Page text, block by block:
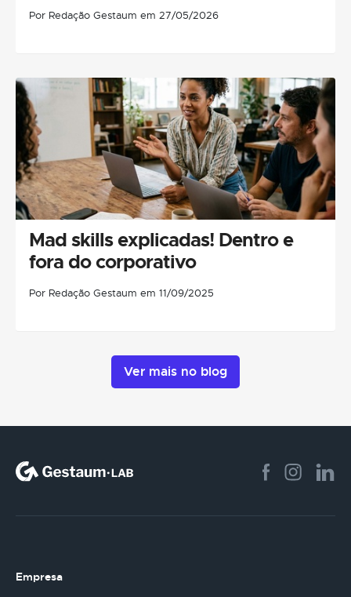
Por Redação Gestaum em 27/05/2026
Mad skills explicadas! Dentro e
fora do corporativo
Por Redação Gestaum em 11/09/2025
Ver mais no blog
Empresa